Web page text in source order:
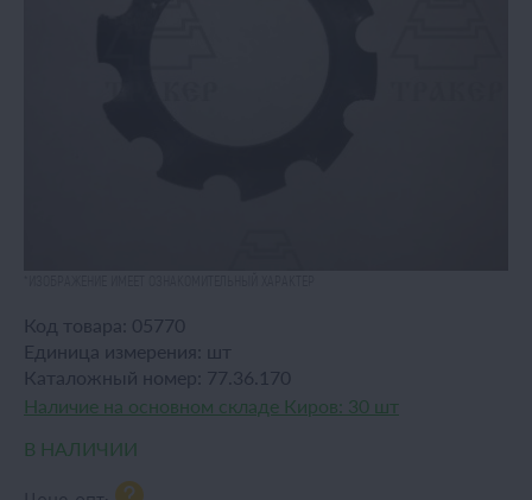
Код товара: 05770
Единица измерения:
шт
Каталожный номер: 77.36.170
Наличие на основном складе Киров: 30 шт
В НАЛИЧИИ